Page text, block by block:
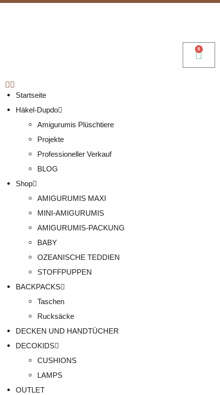
0
Startseite
Häkel-Dupdo
Amigurumis Plüschtiere
Projekte
Professioneller Verkauf
BLOG
Shop
AMIGURUMIS MAXI
MINI-AMIGURUMIS
AMIGURUMIS-PACKUNG
BABY
OZEANISCHE TEDDIEN
STOFFPUPPEN
BACKPACKS
Taschen
Rucksäcke
DECKEN UND HANDTÜCHER
DECOKIDS
CUSHIONS
LAMPS
OUTLET